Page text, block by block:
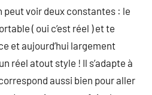
peut voir deux constantes : le
( oui c’est réel ) et te
et aujourd’hui largement
réel atout style ! Il s’adapte à
aussi bien pour aller